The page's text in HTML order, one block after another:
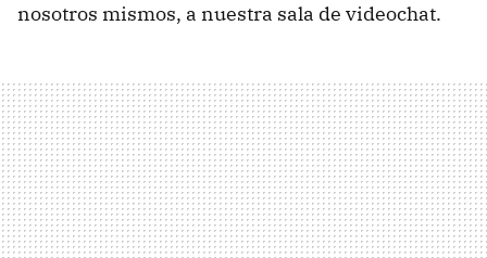
nosotros mismos, a nuestra sala de videochat.